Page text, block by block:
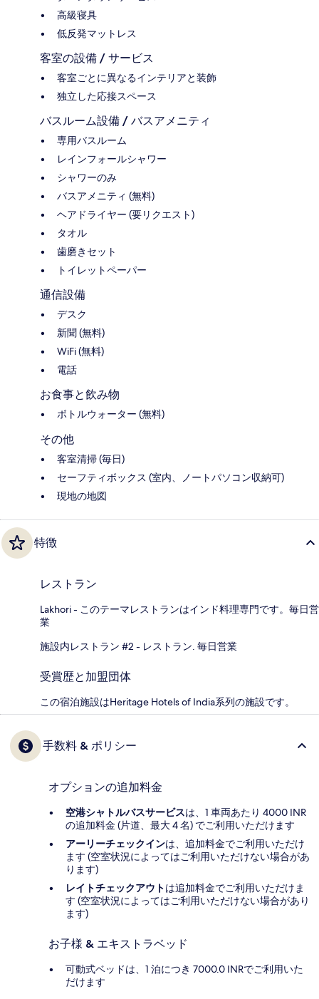
高級寝具
低反発マットレス
客室の設備 / サービス
客室ごとに異なるインテリアと装飾
独立した応接スペース
バスルーム設備 / バスアメニティ
専用バスルーム
レインフォールシャワー
シャワーのみ
バスアメニティ (無料)
ヘアドライヤー (要リクエスト)
タオル
歯磨きセット
トイレットペーパー
通信設備
デスク
新聞 (無料)
WiFi (無料)
電話
お食事と飲み物
ボトルウォーター (無料)
その他
客室清掃 (毎日)
セーフティボックス (室内、ノートパソコン収納可)
現地の地図
特徴
レストラン
Lakhori - このテーマレストランはインド料理専門です。毎日営
業
施設内レストラン #2 - レストラン. 毎日営業
受賞歴と加盟団体
この宿泊施設はHeritage Hotels of India系列の施設です。
手数料 & ポリシー
オプションの追加料金
空港シャトルバスサービスは、1 車両あたり 4000 INR
の追加料金 (片道、最大 4 名) でご利用いただけます
アーリーチェックインは、追加料金でご利用いただけ
ます (空室状況によってはご利用いただけない場合があ
ります)
レイトチェックアウトは追加料金でご利用いただけま
す (空室状況によってはご利用いただけない場合があり
ます)
お子様 & エキストラベッド
可動式ベッドは、1 泊につき 7000.0 INRでご利用いた
だけます